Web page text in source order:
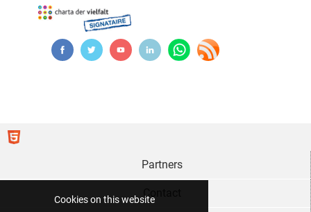
Cookies on this website
Partners
Contact